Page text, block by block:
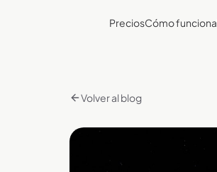
PreciosCómo funciona
Volver al blog